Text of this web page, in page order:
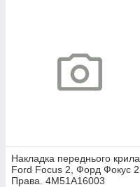
Накладка переднього крила
Ford Focus 2, Форд Фокус 2.
Права. 4M51A16003